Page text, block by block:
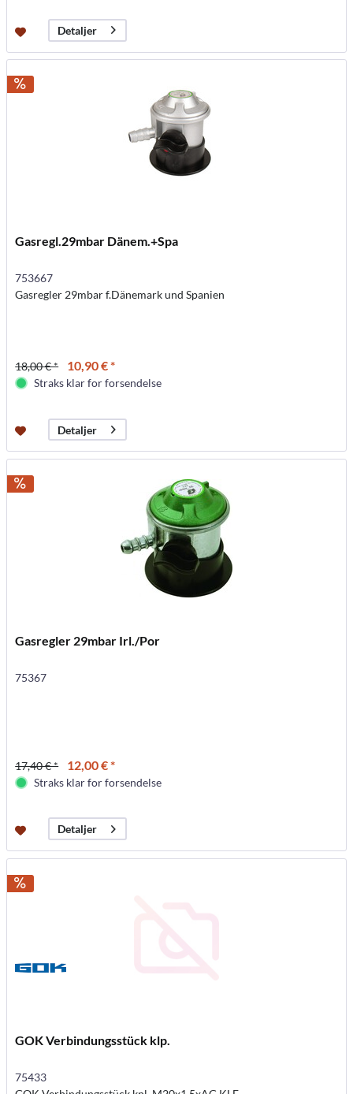
Detaljer
Gasregl.29mbar Dänem.+Spa
753667
Gasregler 29mbar f.Dänemark und Spanien
18,00 € * 10,90 € *
Straks klar for forsendelse
Detaljer
Gasregler 29mbar Irl./Por
75367
17,40 € * 12,00 € *
Straks klar for forsendelse
Detaljer
GOK Verbindungsstück klp.
75433